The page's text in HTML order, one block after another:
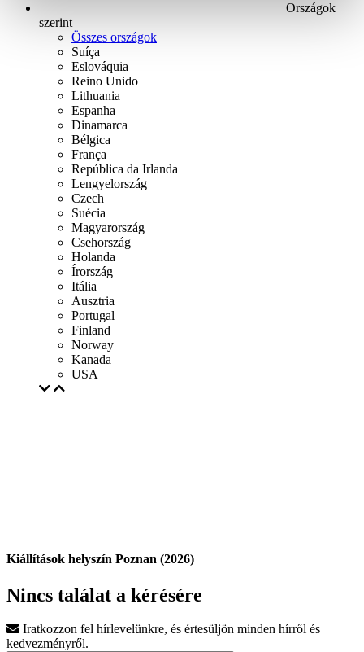
Országok
szerint
Összes országok
Suíça
Eslováquia
Reino Unido
Lithuania
Espanha
Dinamarca
Bélgica
França
República da Irlanda
Lengyelország
Czech
Suécia
Magyarország
Csehország
Holanda
Írország
Itália
Ausztria
Portugal
Finland
Norway
Kanada
USA
Kiállítások helyszín Poznan (2026)
Nincs találat a kérésére
Iratkozzon fel hírlevelünkre, és értesüljön minden hírről és
kedvezményről.